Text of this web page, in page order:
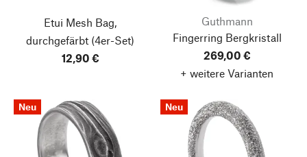
Etui Mesh Bag,
durchgefärbt (4er-Set)
12,90 €
Guthmann
Fingerring Bergkristall
269,00 €
+ weitere Varianten
Neu Neu